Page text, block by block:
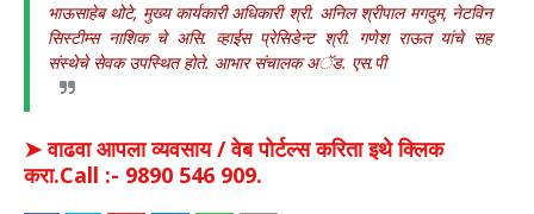
भाऊसाहेब थोटे, मुख्य कार्यकारी अधिकारी श्री. अनिल श्रीपाल मगदुम, नेटविन
सिस्टीम्स नाशिक चे असि. व्हाईस प्रेसिडेन्ट श्री. गणेश राऊत यांचे सह
संस्थेचे सेवक उपस्थित होते. आभार संचालक अॅड. एस.पी
➤ वाढवा आपला व्यवसाय / वेब पोर्टल्स करिता इथे क्लिक
करा.Call :- 9890 546 909.